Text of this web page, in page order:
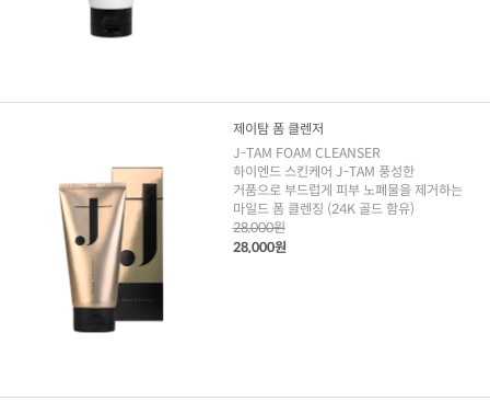
제이탐 폼 클렌저
J-TAM FOAM CLEANSER
하이엔드 스킨케어 J-TAM 풍성한
거품으로 부드럽게 피부 노폐물을 제거하는
마일드 폼 클렌징 (24K 골드 함유)
28,000원
28,000원